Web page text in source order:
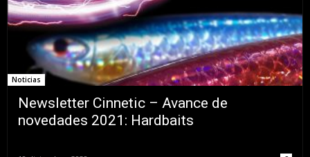
Noticias
Newsletter Cinnetic – Avance de
novedades 2021: Hardbaits